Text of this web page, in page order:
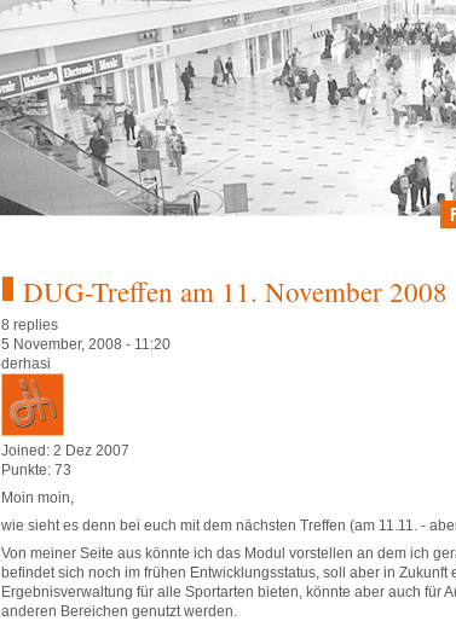
DUG-Treffen am 11. November 2008
8 replies
5 November, 2008 - 11:20
derhasi
Joined: 2 Dez 2007
Punkte: 73
Moin moin,
wie sieht es denn bei euch mit dem nächsten Treffen (am 11.11. -
Von meiner Seite aus könnte ich das Modul vorstellen an dem ich
befindet sich noch im frühen Entwicklungsstatus, soll aber in Zukunft
Ergebnisverwaltung für alle Sportarten bieten, könnte aber auch für
anderen Bereichen genutzt werden.